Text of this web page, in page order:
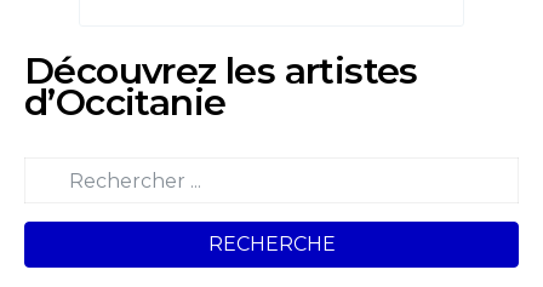
Découvrez les artistes
d’Occitanie
RECHERCHE